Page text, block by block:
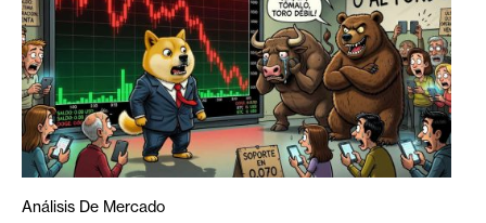
Análisis De Mercado